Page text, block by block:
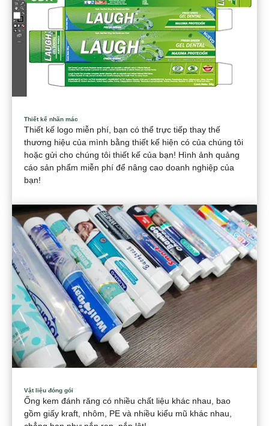
Thiết kế nhãn mác
Thiết kế logo miễn phí, bạn có thể trực tiếp thay thế
thương hiệu của mình bằng thiết kế hiện có của chúng tôi
hoặc gửi cho chúng tôi thiết kế của bạn! Hình ảnh quảng
cáo sản phẩm miễn phí để nâng cao doanh nghiệp của
bạn!
Vật liệu đóng gói
Ống kem đánh răng có nhiều chất liệu khác nhau, bao
gồm giấy kraft, nhôm, PE và nhiều kiểu mũ khác nhau,